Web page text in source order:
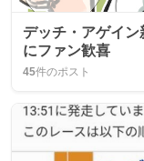
デッチ・アゲイ
にファン歓喜
45件のポスト